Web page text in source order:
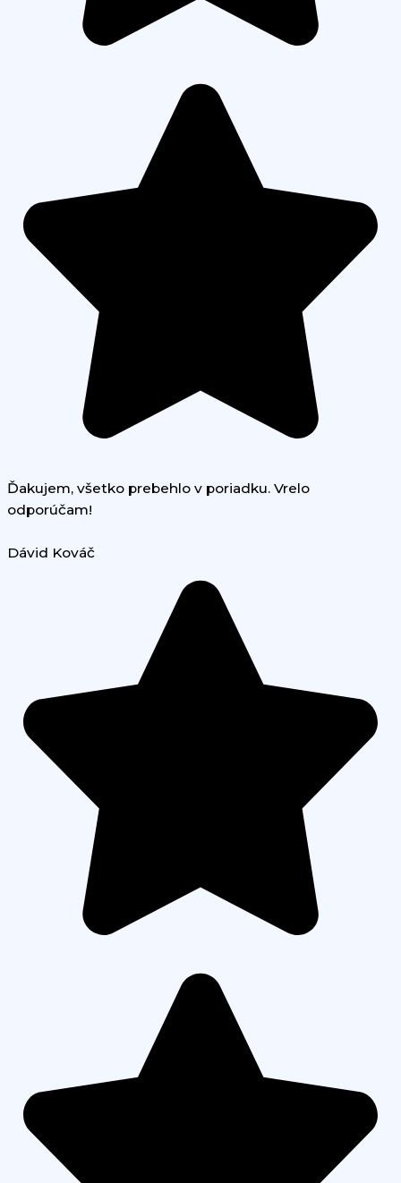
Ďakujem, všetko prebehlo v poriadku. Vrelo
odporúčam!
Dávid Kováč